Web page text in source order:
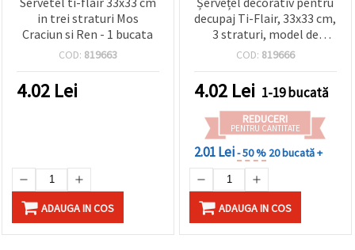
in trei straturi Mos
Craciun si Ren - 1 bucata
COD: 819663
4.02 Lei
ADAUGA IN COS
decupaj Ti-Flair, 33x33 cm,
3 straturi, model de
Crăciun roșu-negru – 1
COD: 819666
4.02 Lei 1-19 bucată
REDUCERI
PENTRU CANTITATE
2.01 Lei- 50 % 20 bucată +
ADAUGA IN COS